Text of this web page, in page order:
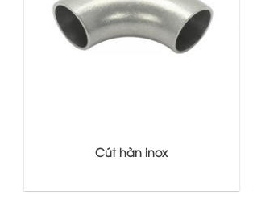
Cút hàn inox